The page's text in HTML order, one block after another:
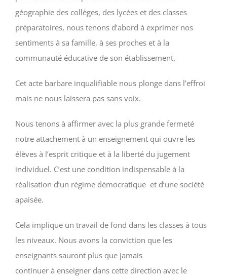
géographie des collèges, des lycées et des classes
préparatoires, nous tenons d’abord à exprimer nos
sentiments à sa famille, à ses proches et à la
communauté éducative de son établissement.
Cet acte barbare inqualifiable nous plonge dans l’effroi
mais ne nous laissera pas sans voix.
Nous tenons à affirmer avec la plus grande fermeté
notre attachement à un enseignement qui ouvre les
élèves à l’esprit critique et à la liberté du jugement
individuel. C’est une condition indispensable à la
réalisation d’un régime démocratique et d’une société
apaisée.
Cela implique un travail de fond dans les classes à tous
les niveaux. Nous avons la conviction que les
enseignants sauront plus que jamais
continuer à enseigner dans cette direction avec le